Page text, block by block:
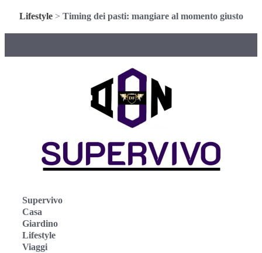
Lifestyle> Timing dei pasti: mangiare al momento giusto
Supervivo
Casa
Giardino
Lifestyle
Viaggi